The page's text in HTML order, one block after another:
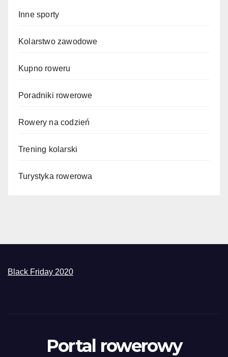
Inne sporty
Kolarstwo zawodowe
Kupno roweru
Poradniki rowerowe
Rowery na codzień
Trening kolarski
Turystyka rowerowa
Black Friday 2020
Portal rowerowy